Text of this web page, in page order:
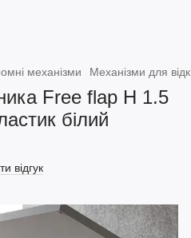
механізми Механізми для
Free flap H 1.5
білий
відгук